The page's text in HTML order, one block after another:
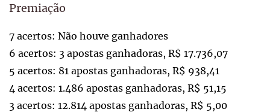
Premiação
7 acertos: Não houve ganhadores
6 acertos: 3 apostas ganhadoras, R$ 17.736,07
5 acertos: 81 apostas ganhadoras, R$ 938,41
4 acertos: 1.486 apostas ganhadoras, R$ 51,15
3 acertos: 12.814 apostas ganhadoras, R$ 5,00